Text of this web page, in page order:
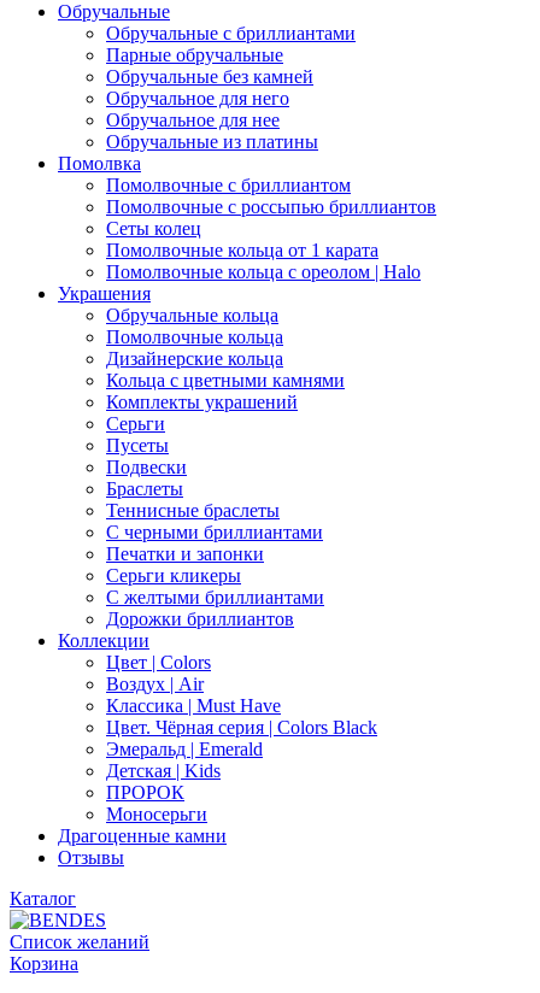
Обручальные
Обручальные с бриллиантами
Парные обручальные
Обручальные без камней
Обручальное для него
Обручальное для нее
Обручальные из платины
Помолвка
Помолвочные с бриллиантом
Помолвочные с россыпью бриллиантов
Сеты колец
Помолвочные кольца от 1 карата
Помолвочные кольца с ореолом | Halo
Украшения
Обручальные кольца
Помолвочные кольца
Дизайнерские кольца
Кольца с цветными камнями
Комплекты украшений
Серьги
Пусеты
Подвески
Браслеты
Теннисные браслеты
C черными бриллиантами
Печатки и запонки
Серьги кликеры
С желтыми бриллиантами
Дорожки бриллиантов
Коллекции
Цвет | Colors
Воздух | Air
Классика | Must Have
Цвет. Чёрная серия | Colors Black
Эмеральд | Emerald
Детская | Kids
ПРОРОК
Моносерьги
Драгоценные камни
Отзывы
Каталог
Список желаний
Корзина